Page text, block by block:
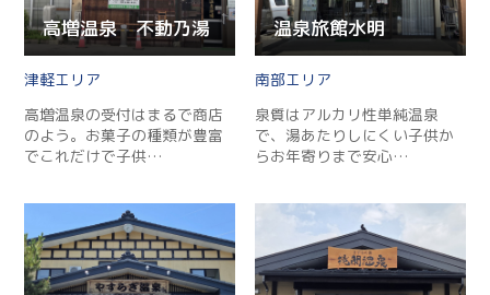
高増温泉 不動乃湯
津軽
高増温泉の受付はまるで商店
のよう。お菓子の種類が豊富
でこれだけで子供…
温泉旅館水明
南部
泉質はアルカリ性単純温泉
で、湯あたりしにくい子供か
らお年寄りまで安心…